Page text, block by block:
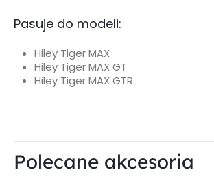
Pasuje do modeli:
Hiley Tiger MAX
Hiley Tiger MAX GT
Hiley Tiger MAX GTR
Polecane akcesoria